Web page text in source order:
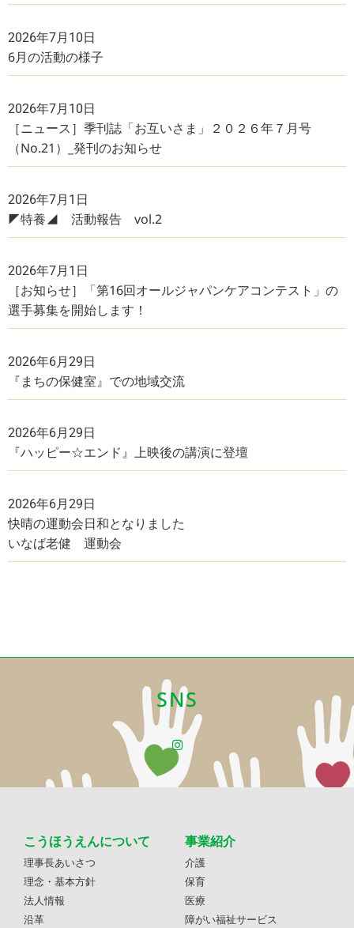
2026年7月10日
6月の活動の様子
2026年7月10日
［ニュース］季刊誌「お互いさま」２０２６年７月号
（No.21）_発刊のお知らせ
2026年7月1日
◤特養◢ 活動報告 vol.2
2026年7月1日
［お知らせ］「第16回オールジャパンケアコンテスト」の
選手募集を開始します！
2026年6月29日
『まちの保健室』での地域交流
2026年6月29日
『ハッピー☆エンド』上映後の講演に登壇
2026年6月29日
快晴の運動会日和となりました
いなば老健 運動会
SNS
こうほうえんについて
理事長あいさつ
理念・基本方針
法人情報
沿革
事業紹介
介護
保育
医療
障がい福祉サービス